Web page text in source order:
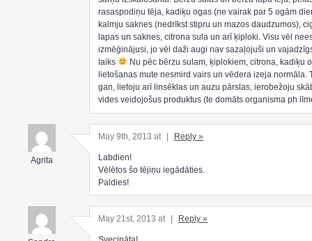
rasaspodiņu tēja, kadiķu ogas (ne vairak par 5 ogām
kalmju saknes (nedrīkst stipru un mazos daudzumos),
lapas un saknes, citrona sula un arī ķiploki. Visu vēl
izmēģinājusi, jo vēl daži augi nav sazaļojuši un
laiks
Nu pēc bērzu sulam, ķiplokiem, citrona, kadiķu
lietošanas mute nesmird vairs un vēdera izeja normāla.
gan, lietoju arī linsēklas un auzu pārslas, ierobežoju
vides veidojošus produktus (te domāts organisma ph
Agrita
May 9th, 2013 at | Reply »
Labdien!
Vēlētos šo tējiņu iegādāties.
Paldies!
May 21st, 2013 at Reply »